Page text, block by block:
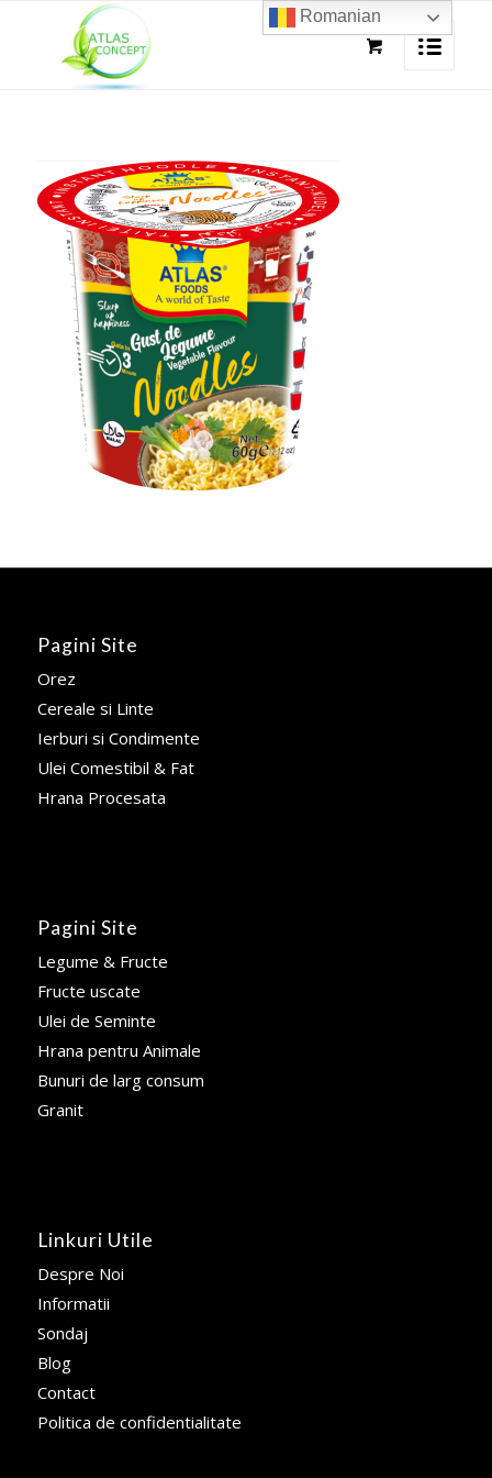
Pagini Site
Orez
Cereale si Linte
Ierburi si Condimente
Ulei Comestibil & Fat
Hrana Procesata
Pagini Site
Legume & Fructe
Fructe uscate
Ulei de Seminte
Hrana pentru Animale
Bunuri de larg consum
Granit
Linkuri Utile
Despre Noi
Informatii
Sondaj
Blog
Contact
Politica de confidentialitate
Romanian